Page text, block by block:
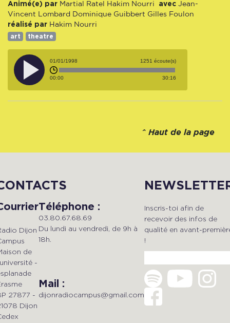
Animé(e) par Martial Ratel Hakim Nourri avec Jean-
Vincent Lombard Dominique Guibbert Gilles Foulon
réalisé par Hakim Nourri
art theatre
01/01/1998 1251 écoute(s)
00:00 30:16
^ Haut de la page
Dijon
de
-
27877 -
Dijon
Téléphone :
03.80.67.68.69
Du lundi au vendredi, de 9h à
18h.
Mail :
dijonradiocampus@gmail.com
Inscris-toi afin de
recevoir des infos de
qualité en avant-
!